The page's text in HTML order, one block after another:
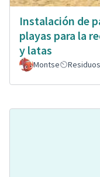
Instalación de
playas para la
y latas
Montse